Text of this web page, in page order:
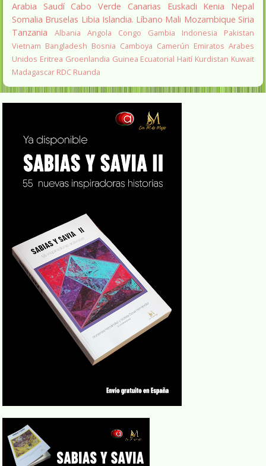
Arabia Saudí Cabo Verde Canarias Euskadi Kenia
Nepal
Somalia Bruselas Libia Islandia. Líbano Mali Mozambique Siria
Tanzania
Albania Angola Congo Gambia Indonesia
Pakistan
Vietnam Bangladesh Bosnia Camboya Camerún Emiratos Arabes
Unidos Eritrea Groenlandia Guinea Ecuatorial Haití Kurdistan Kuwait
Madagascar RDC Ruanda